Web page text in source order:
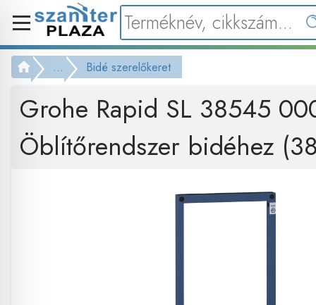
... Bidé szerelőkeret
Grohe Rapid SL 38545
Öblítőrendszer bidéhez